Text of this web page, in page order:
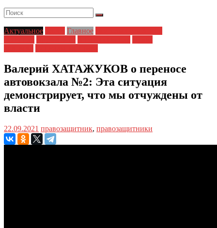
Актуальное Главное
Валерий ХАТАЖУКОВ о переносе
автовокзала №2: Эта ситуация
демонстрирует, что мы отчуждены от
власти
22.09.2021 правозащитник, правозащитники